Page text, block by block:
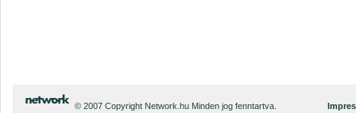
© 2007 Copyright Network.hu Minden jog fenntartva.